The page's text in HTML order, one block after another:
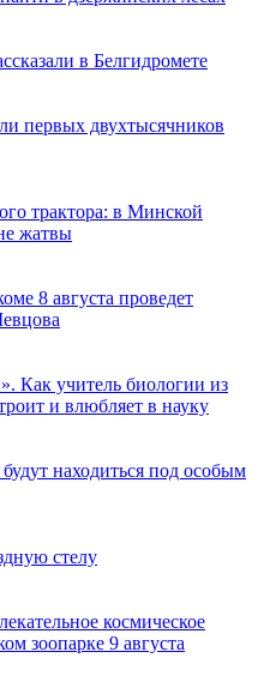
в Белгидромете
первых двухтысячников
трактора: в Минской
жатвы
8 августа проведет
Как учитель биологии из
и влюбляет в науку
находиться под особым
стелу
космическое
зоопарке 9 августа